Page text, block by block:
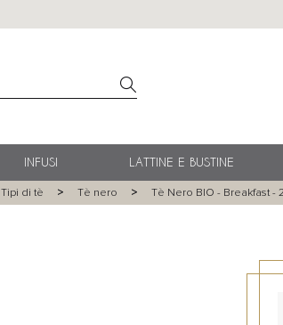
INFUSI LATTINE E BUSTINE
Tipi di tè Tè nero Tè Nero BIO - Breakfast -